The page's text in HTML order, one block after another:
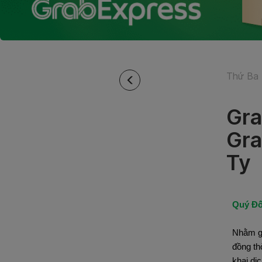
Thứ Ba
Ty
Quý
Nhằm
đồng